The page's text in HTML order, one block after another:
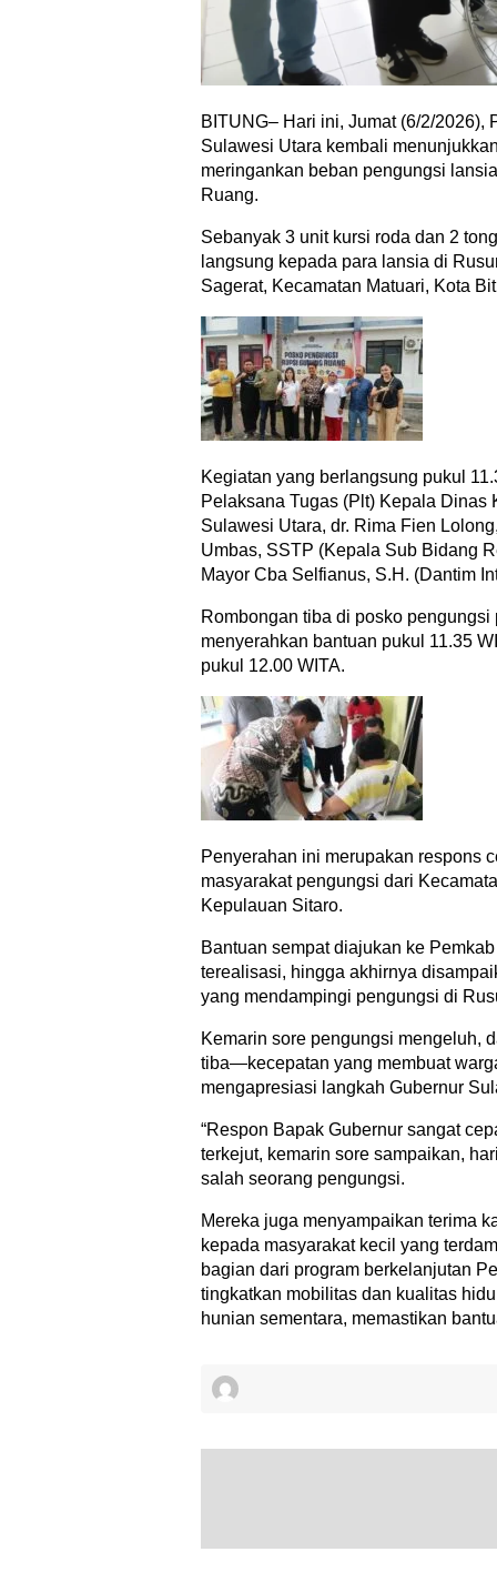
BITUNG– Hari ini, Jumat (6/2/2026),
Sulawesi Utara kembali
meringankan beban pengungsi
Ruang.
Sebanyak 3 unit kursi roda dan 2
langsung kepada para lansia di
Sagerat, Kecamatan Matuari, Kota
Kegiatan yang berlangsung pukul
Pelaksana Tugas (Plt) Kepala Dinas
Sulawesi Utara, dr. Rima Fien
Umbas, SSTP (Kepala Sub Bidang
Mayor Cba Selfianus, S.H. (Dantim
Rombongan tiba di posko
menyerahkan bantuan pukul 11.35
pukul 12.00 WITA.
Penyerahan ini merupakan respons
masyarakat pengungsi dari
Kepulauan Sitaro.
Bantuan sempat diajukan ke
terealisasi, hingga akhirnya
yang mendampingi pengungsi di
Kemarin sore pengungsi mengeluh,
tiba—kecepatan yang membuat
mengapresiasi langkah Gubernur
“Respon Bapak Gubernur sangat
terkejut, kemarin sore sampaikan,
salah seorang pengungsi.
Mereka juga menyampaikan terima
kepada masyarakat kecil yang
bagian dari program berkelanjutan
tingkatkan mobilitas dan kualitas
hunian sementara, memastikan